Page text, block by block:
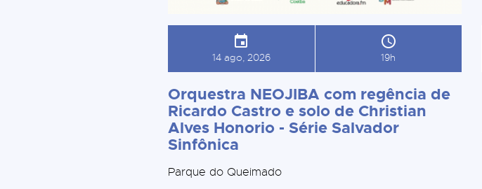
14 ago, 2026 19h
Orquestra NEOJIBA com regência de
Ricardo Castro e solo de Christian
Alves Honorio - Série Salvador
Sinfônica
Parque do Queimado